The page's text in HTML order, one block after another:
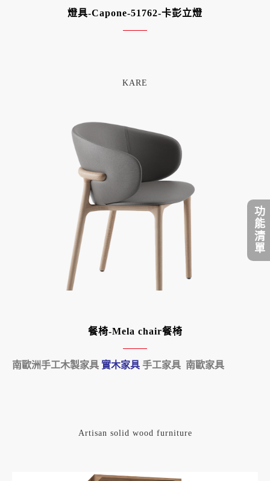
燈具-Capone-51762-卡彭立燈
KARE
餐椅-Mela chair餐椅
南歐洲手工木製家具 實木家具 手工家具 南歐家具
Artisan solid wood furniture
功能清單